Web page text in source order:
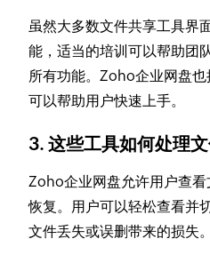
虽然大多数文件共享工具界
能，适当的培训可以帮助团
所有功能。Zoho企业网盘也
可以帮助用户快速上手。
3. 这些工具如何处理
Zoho企业网盘允许用户查
恢复。用户可以轻松查看并
文件丢失或误删带来的损失。